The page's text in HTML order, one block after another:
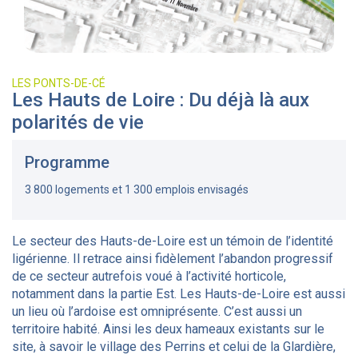
LES PONTS-DE-CÉ
Les Hauts de Loire : Du déjà là aux
polarités de vie
Programme
3 800 logements et 1 300 emplois envisagés
Le secteur des Hauts-de-Loire est un témoin de l’identité
ligérienne. Il retrace ainsi fidèlement l’abandon progressif
de ce secteur autrefois voué à l’activité horticole,
notamment dans la partie Est. Les Hauts-de-Loire est aussi
un lieu où l’ardoise est omniprésente. C’est aussi un
territoire habité. Ainsi les deux hameaux existants sur le
site, à savoir le village des Perrins et celui de la Glardière,